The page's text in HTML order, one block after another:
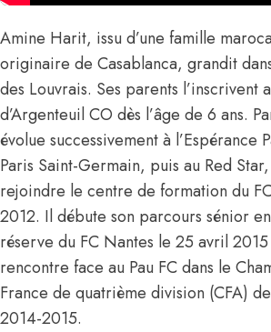
Amine Harit, issu d’une famille
originaire de Casablanca, grandit
des Louvrais. Ses parents l’inscrivent
d’Argenteuil CO dès l’âge de 6 ans.
évolue successivement à l’Espérance
Paris Saint-Germain, puis au Red
rejoindre le centre de formation du
2012. Il débute son parcours sénior
réserve du FC Nantes le 25 avril 2015
rencontre face au Pau FC dans le
France de quatrième division (CFA)
2014-2015.